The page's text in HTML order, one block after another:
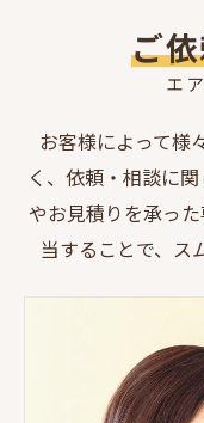
エ
ご
お客様によって様
く、依頼・相談に
やお見積りを承っ
当することで、ス